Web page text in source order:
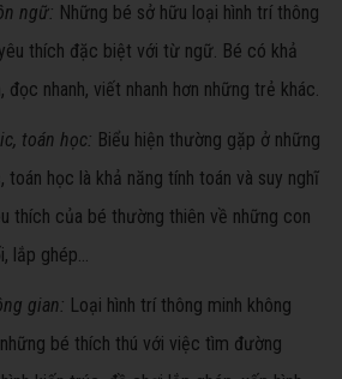
ngữ: Những bé sở hữu loại hình trí thông
thích đặc biệt với từ ngữ. Bé có khả
nhanh, viết nhanh hơn những trẻ khác.
toán học: Biểu hiện thường gặp ở những
học là khả năng tính toán và suy nghĩ
thích của bé thường thiên về những con
lắp ghép…
gian: Loại hình trí thông minh không
bé thích thú với việc tìm đường